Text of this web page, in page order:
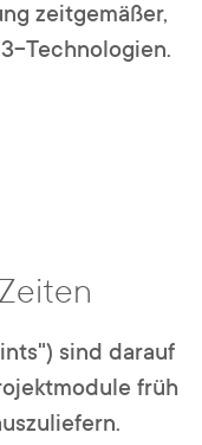
zeitgemäßer,
Technologien.
sind darauf
früh